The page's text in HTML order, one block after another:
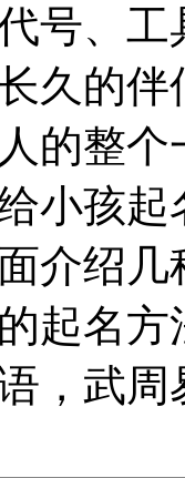
号、
久的
的整
小孩
介绍几
起名
，武